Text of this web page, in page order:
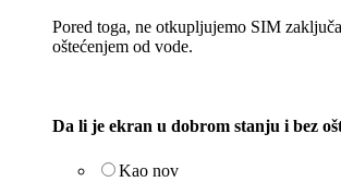
Pored toga, ne otkupljujemo SIM
oštećenjem od vode.
Da li je ekran u dobrom stanju i bez
Kao nov